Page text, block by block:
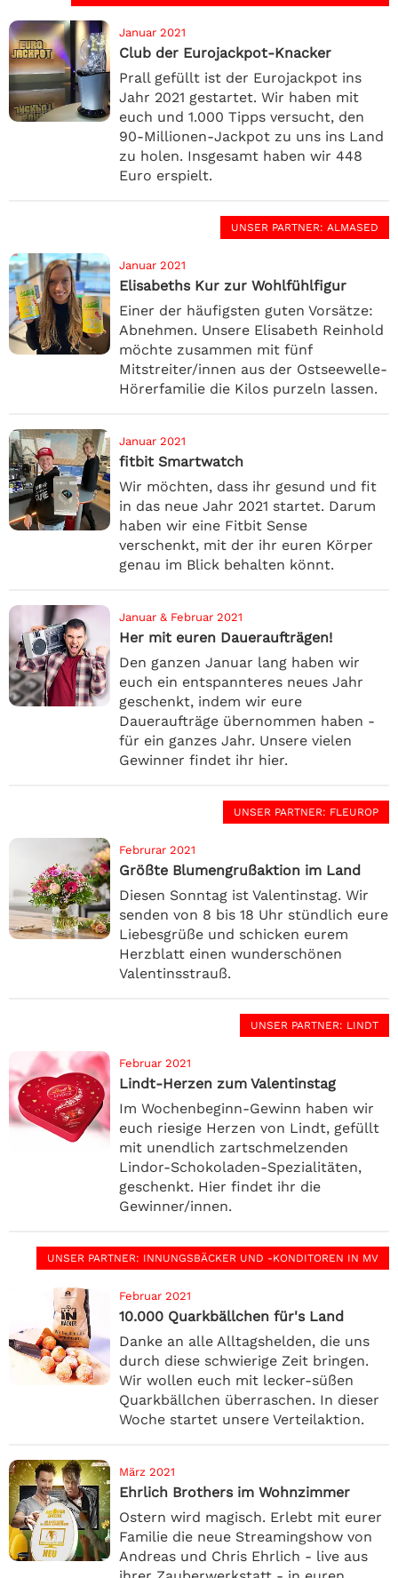
Januar 2021
Club der Eurojackpot-Knacker
Prall gefüllt ist der Eurojackpot ins
Jahr 2021 gestartet. Wir haben mit
euch und 1.000 Tipps versucht, den
90-Millionen-Jackpot zu uns ins Land
zu holen. Insgesamt haben wir 448
Euro erspielt.
UNSER PARTNER: ALMASED
Januar 2021
Elisabeths Kur zur Wohlfühlfigur
Einer der häufigsten guten Vorsätze:
Abnehmen. Unsere Elisabeth Reinhold
möchte zusammen mit fünf
Mitstreiter/innen aus der Ostseewelle-
Hörerfamilie die Kilos purzeln lassen.
Januar 2021
fitbit Smartwatch
Wir möchten, dass ihr gesund und fit
in das neue Jahr 2021 startet. Darum
haben wir eine Fitbit Sense
verschenkt, mit der ihr euren Körper
genau im Blick behalten könnt.
Januar & Februar 2021
Her mit euren Daueraufträgen!
Den ganzen Januar lang haben wir
euch ein entspannteres neues Jahr
geschenkt, indem wir eure
Daueraufträge übernommen haben -
für ein ganzes Jahr. Unsere vielen
Gewinner findet ihr hier.
UNSER PARTNER: FLEUROP
Februrar 2021
Größte Blumengrußaktion im Land
Diesen Sonntag ist Valentinstag. Wir
senden von 8 bis 18 Uhr stündlich eure
Liebesgrüße und schicken eurem
Herzblatt einen wunderschönen
Valentinsstrauß.
UNSER PARTNER: LINDT
Februar 2021
Lindt-Herzen zum Valentinstag
Im Wochenbeginn-Gewinn haben wir
euch riesige Herzen von Lindt, gefüllt
mit unendlich zartschmelzenden
Lindor-Schokoladen-Spezialitäten,
geschenkt. Hier findet ihr die
Gewinner/innen.
UNSER PARTNER: INNUNGSBÄCKER UND -KONDITOREN IN MV
Februar 2021
10.000 Quarkbällchen für's Land
Danke an alle Alltagshelden, die uns
durch diese schwierige Zeit bringen.
Wir wollen euch mit lecker-süßen
Quarkbällchen überraschen. In dieser
Woche startet unsere Verteilaktion.
März 2021
Ehrlich Brothers im Wohnzimmer
Ostern wird magisch. Erlebt mit eurer
Familie die neue Streamingshow von
Andreas und Chris Ehrlich - live aus